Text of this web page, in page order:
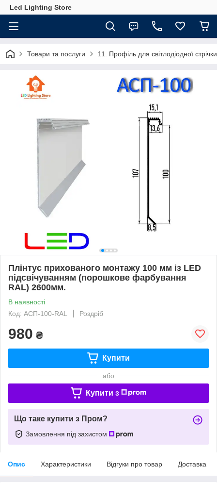
Led Lighting Store
Товари та послуги 11. Профіль для світлодіодної стрічки
Плінтус прихованого монтажу 100 мм із LED
підсвічуванням (порошкове фарбування
RAL) 2600мм.
В наявності
Код: АСП-100-RAL
Роздріб
980 ₴
Купити
або
Купити з
Що таке купити з Пром?
Замовлення під захистом
Опис Характеристики Відгуки про товар Доставка